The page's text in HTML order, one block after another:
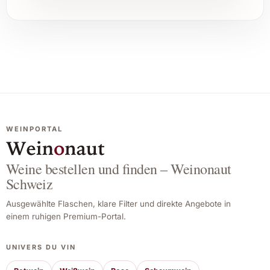
WEINPORTAL
Weine bestellen und finden – Weinonaut
Schweiz
Ausgewählte Flaschen, klare Filter und direkte Angebote in
einem ruhigen Premium-Portal.
UNIVERS DU VIN